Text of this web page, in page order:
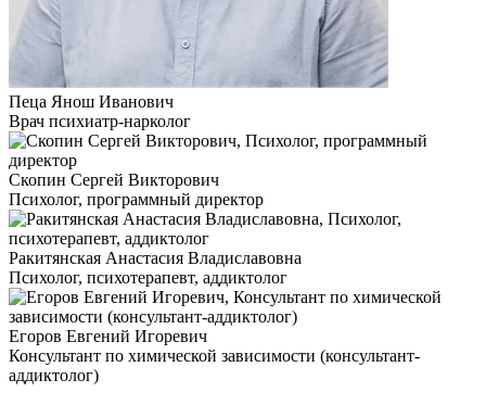
Пеца Янош Иванович
Врач психиатр-нарколог
Скопин Сергей Викторович
Психолог, программный директор
Ракитянская Анастасия Владиславовна
Психолог, психотерапевт, аддиктолог
Егоров Евгений Игоревич
Консультант по химической зависимости (консультант-
аддиктолог)